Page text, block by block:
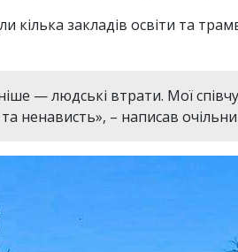
кілька закладів освіти та
— людські втрати. Мої
та ненависть», – написав